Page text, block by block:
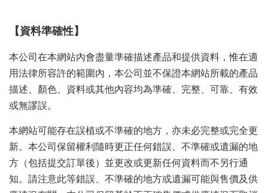
【資料準確性】
本公司在本網站內會盡量準確描述產品和提供資料，惟在適
用法律所容許的範圍內，本公司並不保證本網站所載的產品
描述、顏色、資料或其他內容均為準確、完整、可靠、有效
或無謬誤。
本網站可能存在誤植或不準確的地方，亦未必完整或完全更
新。本公司保留權利隨時更正任何錯誤、不準確或遺漏的地
方（包括提交訂單後）並更改或更新任何資料而不另行通
知。請注意此等錯誤、不準確的地方或遺漏可能與售價及供